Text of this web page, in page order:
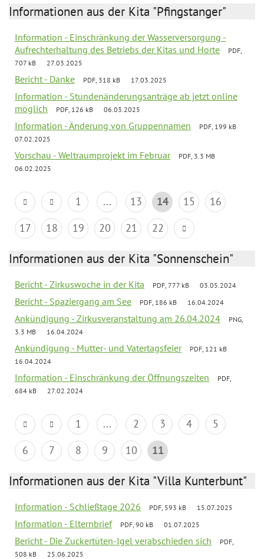
Informationen aus der Kita "Pfingstanger"
Information - Einschränkung der Wasserversorgung -
Aufrechterhaltung des Betriebs der Kitas und Horte
PDF,
707 kB
27.03.2025
Bericht - Danke PDF, 318 kB 17.03.2025
Information - Stundenänderungsanträge ab jetzt online
möglich
PDF, 126 kB 06.03.2025
Information - Änderung von Gruppennamen
PDF, 199 kB
07.02.2025
Vorschau - Weltraumprojekt im Februar
PDF, 3.3 MB
06.02.2025
1 ... 13 14 15
16
17
18 19 20 21 22
Informationen aus der Kita "Sonnenschein"
Bericht - Zirkuswoche in der Kita PDF, 777 kB 03.05.2024
Bericht - Spaziergang am See PDF, 186 kB 16.04.2024
Ankündigung - Zirkusveranstaltung am 26.04.2024
PNG,
3.3 MB
16.04.2024
Ankündigung - Mutter- und Vatertagsfeier
PDF, 121 kB
16.04.2024
Information - Einschränkung der Öffnungszeiten
PDF,
684 kB
27.02.2024
1 ... 2 3 4
5
6
7 8 9 10 11
Informationen aus der Kita "Villa Kunterbunt"
Information - Schließtage 2026 PDF, 593 kB 15.07.2025
Information - Elternbrief PDF, 90 kB 01.07.2025
Bericht - Die Zuckertüten-Igel verabschieden sich
PDF,
508 kB
25.06.2025